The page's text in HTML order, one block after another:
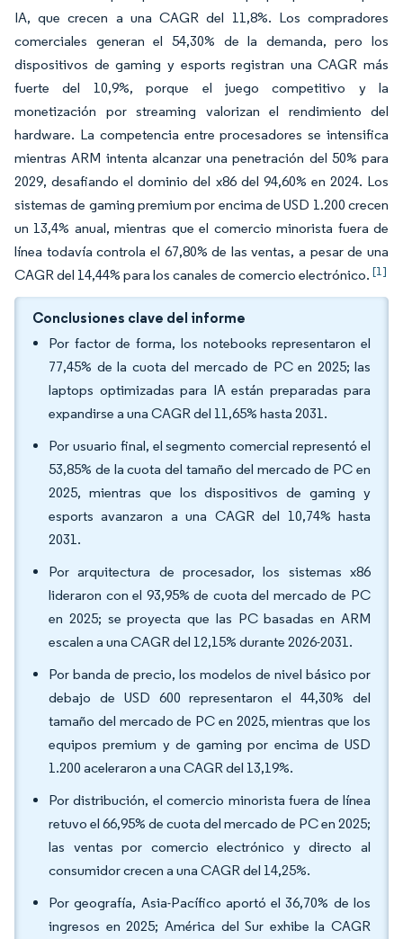
IA, que crecen a una CAGR del 11,8%. Los compradores
comerciales generan el 54,30% de la demanda, pero los
dispositivos de gaming y esports registran una CAGR más
fuerte del 10,9%, porque el juego competitivo y la
monetización por streaming valorizan el rendimiento del
hardware. La competencia entre procesadores se intensifica
mientras ARM intenta alcanzar una penetración del 50% para
2029, desafiando el dominio del x86 del 94,60% en 2024. Los
sistemas de gaming premium por encima de USD 1.200 crecen
un 13,4% anual, mientras que el comercio minorista fuera de
línea todavía controla el 67,80% de las ventas, a pesar de una
CAGR del 14,44% para los canales de comercio electrónico. [1]
Conclusiones clave del informe
Por factor de forma, los notebooks representaron el
77,45% de la cuota del mercado de PC en 2025; las
laptops optimizadas para IA están preparadas para
expandirse a una CAGR del 11,65% hasta 2031.
Por usuario final, el segmento comercial representó el
53,85% de la cuota del tamaño del mercado de PC en
2025, mientras que los dispositivos de gaming y
esports avanzaron a una CAGR del 10,74% hasta
2031.
Por arquitectura de procesador, los sistemas x86
lideraron con el 93,95% de cuota del mercado de PC
en 2025; se proyecta que las PC basadas en ARM
escalen a una CAGR del 12,15% durante 2026-2031.
Por banda de precio, los modelos de nivel básico por
debajo de USD 600 representaron el 44,30% del
tamaño del mercado de PC en 2025, mientras que los
equipos premium y de gaming por encima de USD
1.200 aceleraron a una CAGR del 13,19%.
Por distribución, el comercio minorista fuera de línea
retuvo el 66,95% de cuota del mercado de PC en 2025;
las ventas por comercio electrónico y directo al
consumidor crecen a una CAGR del 14,25%.
Por geografía, Asia-Pacífico aportó el 36,70% de los
ingresos en 2025; América del Sur exhibe la CAGR